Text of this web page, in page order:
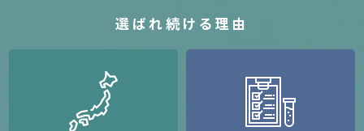
選ばれ続ける理由